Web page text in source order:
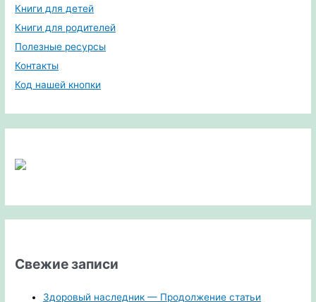
Книги для детей
Книги для родителей
Полезные ресурсы
Контакты
Код нашей кнопки
Свежие записи
Здоровый наследник — Продолжение статьи